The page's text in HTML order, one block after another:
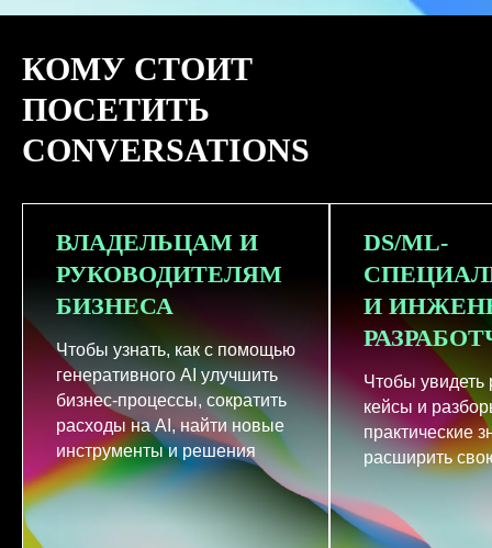
КОМУ СТОИТ
ПОСЕТИТЬ
CONVERSATIONS
ВЛАДЕЛЬЦАМ И
РУКОВОДИТЕЛЯМ
БИЗНЕСА
Чтобы узнать, как с помощью
генеративного AI улучшить
бизнес-процессы, сократить
расходы на AI, найти новые
инструменты и решения
DS/ML-
И
Чтобы увидеть
кейсы и
практические
расширить